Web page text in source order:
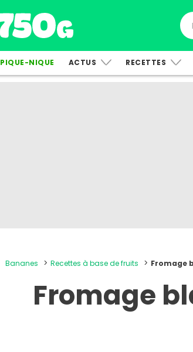
PIQUE-NIQUE ACTUS RECETTES
Bananes Recettes à base de fruits Fromage
Fromage